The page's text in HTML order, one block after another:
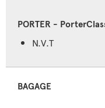
N.V.T
BAGAGE